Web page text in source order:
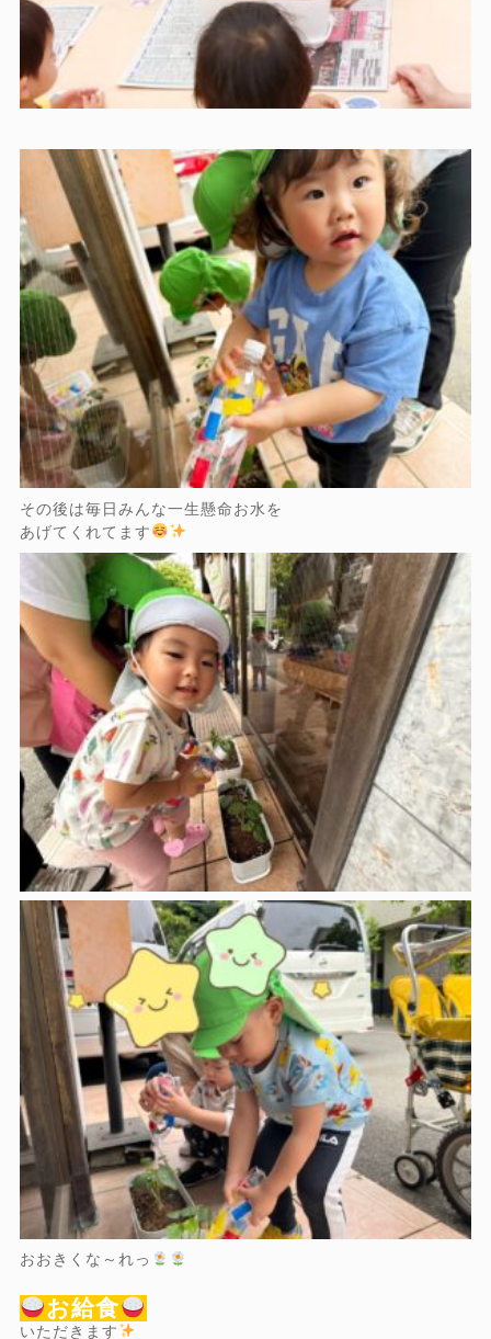
その後は毎日みんな一生懸命お水を
あげてくれてます
おおきくな～れっ
お給食
いただきます